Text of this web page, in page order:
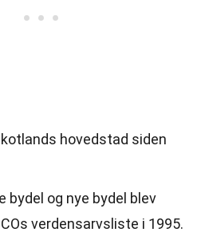
hovedstad siden
bydel og nye bydel blev
verdensarvsliste i 1995.